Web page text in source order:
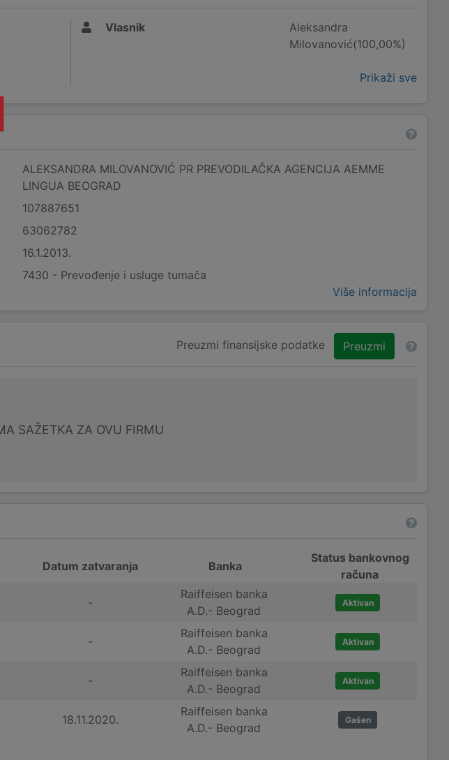
Vlasnik
Aleksandra
Milovanović(100,00%)
Prikaži sve
ALEKSANDRA MILOVANOVIĆ PR PREVODILAČKA AGENCIJA AEMME
LINGUA BEOGRAD
107887651
63062782
16.1.2013.
7430 - Prevođenje i usluge tumača
Više informacija
Preuzmi finansijske podatke Preuzmi
SAŽETKA ZA OVU FIRMU
Datum zatvaranja Banka
Status bankovnog
računa
-
Raiffeisen banka
A.D.- Beograd
Aktivan
-
Raiffeisen banka
A.D.- Beograd
Aktivan
-
Raiffeisen banka
A.D.- Beograd
Aktivan
18.11.2020.
Raiffeisen banka
A.D.- Beograd
Gašen